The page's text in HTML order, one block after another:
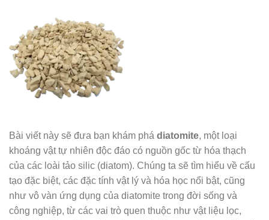
Bài viết này sẽ đưa bạn khám phá diatomite, một loại
khoáng vật tự nhiên độc đáo có nguồn gốc từ hóa thạch
của các loài tảo silic (diatom). Chúng ta sẽ tìm hiểu về cấu
tạo đặc biệt, các đặc tính vật lý và hóa học nổi bật, cũng
như vô vàn ứng dụng của diatomite trong đời sống và
công nghiệp, từ các vai trò quen thuộc như vật liệu lọc,